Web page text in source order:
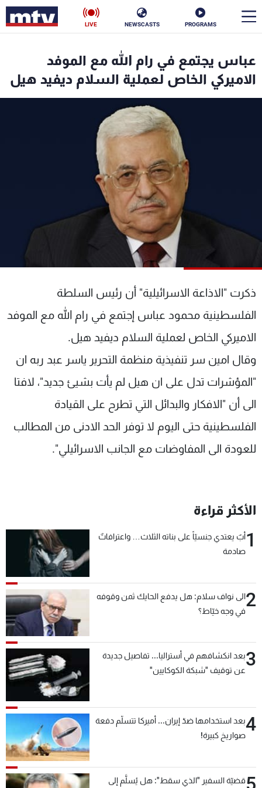
PROGRAMS
NEWSCASTS
LIVE
عباس يجتمع في رام الله مع الموفد
الاميركي الخاص لعملية السلام ديفيد هيل
ذكرت "الاذاعة الاسرائيلية" أن رئيس السلطة
الفلسطينية محمود عباس إجتمع في رام الله مع الموفد
الاميركي الخاص لعملية السلام ديفيد هيل.
وقال امين سر تنفيذية منظمة التحرير ياسر عبد ربه ان
"المؤشرات تدل على ان هيل لم يأت بشيئ جديد"، لافتا
الى أن "الافكار والبدائل التي تطرح على القيادة
الفلسطينية حتى اليوم لا توفر الحد الادنى من المطالب
للعودة الى المفاوضات مع الجانب الاسرائيلي".
الأكثر قراءة
1أبٌ يعتدي جنسيّاً على بناته الثلاث… واعترافاتٌ
صادمة
2الى نواف سلام: هل يدفع الحايك ثمن وقوفه
في وجه خيّاط؟
3بعد انكشافهم في أستراليا... تفاصيل جديدة
عن توقيف "شبكة الكوكايين"
4بعد استخدامها ضدّ إيران... أميركا تتسلّم دفعة
صواريخ كبيرة!
قضيّة السفير "الذي سقط": هل يُسلَّم إلى
الأخبار
ناس
فن
رياضة
الترددات
الإنـتـاج
لاعلاناتكم
تواصل معنا
شروط الإسـتخدام
سياسة الخصوصية